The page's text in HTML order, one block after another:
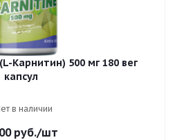
Карнитин) 500 мг 180 вег
капсул
в наличии
руб./шт